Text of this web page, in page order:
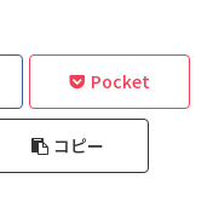
Pocket
コピー